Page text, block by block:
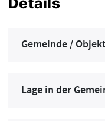
Gemeinde /
Lage in der